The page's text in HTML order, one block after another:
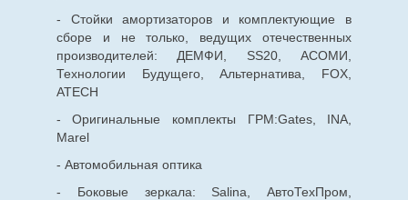
- Стойки амортизаторов и комплектующие в
сборе и не только, ведущих отечественных
производителей: ДЕМФИ, SS20, АСОМИ,
Технологии Будущего, Альтернатива, FOX,
ATECH
- Оригинальные комплекты ГРМ:Gates, INA,
Marel
- Автомобильная оптика
- Боковые зеркала: Salina, АвтоТехПром,